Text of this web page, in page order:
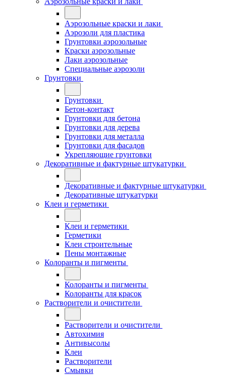
Аэрозольные краски и лаки
Аэрозоли для пластика
Грунтовки аэрозольные
Краски аэрозольные
Лаки аэрозольные
Специальные аэрозоли
Грунтовки
Грунтовки
Бетон-контакт
Грунтовки для бетона
Грунтовки для дерева
Грунтовки для металла
Грунтовки для фасадов
Укрепляющие грунтовки
Декоративные и фактурные штукатурки
Декоративные и фактурные штукатурки
Декоративные штукатурки
Клеи и герметики
Клеи и герметики
Герметики
Клеи строительные
Пены монтажные
Колоранты и пигменты
Колоранты и пигменты
Колоранты для красок
Растворители и очистители
Растворители и очистители
Автохимия
Антивысолы
Клеи
Растворители
Смывки